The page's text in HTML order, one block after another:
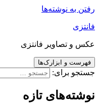
رفتن به نوشته‌ها
فانتزی
عکس و تصاویر فانتزی
فهرست و ابزارک‌ها
جستجو برای:
نوشته‌های تازه